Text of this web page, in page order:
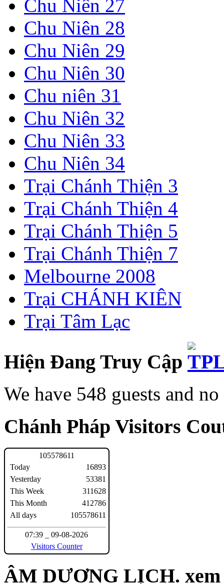
Chu Niên 27
Chu Niên 28
Chu Niên 29
Chu Niên 30
Chu niên 31
Chu Niên 32
Chu Niên 33
Chu Niên 34
Trại Chánh Thiện 3
Trại Chánh Thiện 4
Trại Chánh Thiện 5
Trại Chánh Thiện 7
Melbourne 2008
Trại CHÁNH KIÊN
Trại Tâm Lạc
Hiện Đang Truy Cập
We have 548 guests and
Chánh Pháp Visitors
105578611
Today
Yesterday
This Week
This Month
All days
16893
53381
311628
412786
105578611
07:39 _ 09-08-2026
Visitors Counter
ÂM DƯƠNG LỊCH. xem